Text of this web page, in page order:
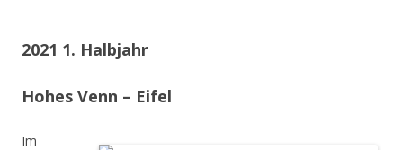
2021 1. Halbjahr
Hohes Venn – Eifel
Im